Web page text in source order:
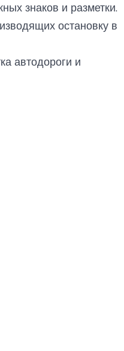
знаков и разметки.
остановку в
автодороги и